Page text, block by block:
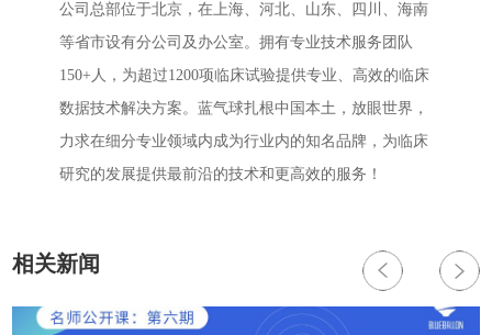
公司总部位于北京，在上海、河北、山东、四川、海南
等省市设有分公司及办公室。拥有专业技术服务团队
150+人，为超过1200项临床试验提供专业、高效的临床
数据技术解决方案。蓝气球扎根中国本土，放眼世界，
力求在细分专业领域内成为行业内的知名品牌，为临床
研究的发展提供最前沿的技术和更高效的服务！
相关新闻